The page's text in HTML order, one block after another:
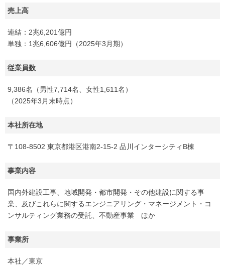
売上高
連結：2兆6,201億円
単独：1兆6,606億円（2025年3月期）
従業員数
9,386名（男性7,714名、女性1,611名）
（2025年3月末時点）
本社所在地
〒108-8502 東京都港区港南2-15-2 品川インターシティB棟
事業内容
国内外建設工事、地域開発・都市開発・その他建設に関する事
業、及びこれらに関するエンジニアリング・マネージメント・コ
ンサルティング業務の受託、不動産事業 ほか
事業所
本社／東京